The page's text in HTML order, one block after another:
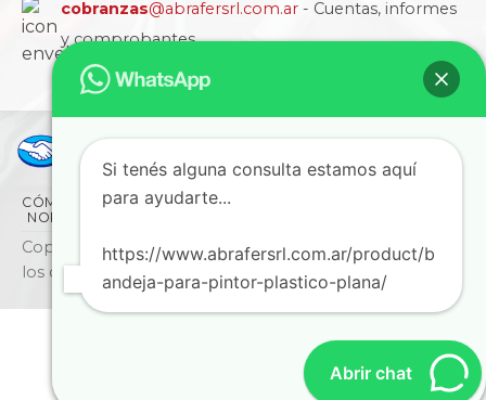
cobranzas@abrafersrl.com.ar - Cuentas, informes
y comprobantes
CÓMO COMPRAR CONDICIONES
NORMAS IRAM
Copyright © 2026 ABRAFER SRL - Todos
los derechos reservados
Si tenés alguna consulta estamos aquí
para ayudarte...
https://www.abrafersrl.com.ar/product/b
andeja-para-pintor-plastico-plana/
Abrir chat